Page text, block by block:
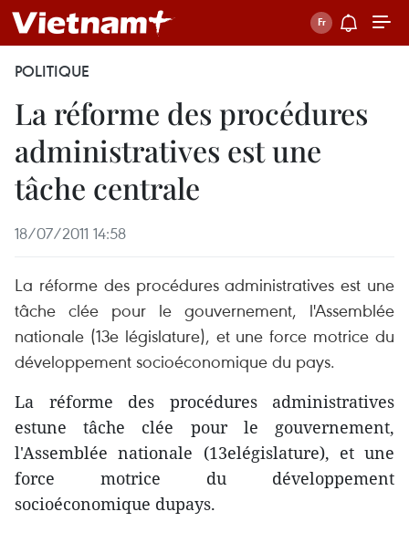
POLITIQUE
La réforme des procédures
administratives est une
tâche centrale
18/07/2011 14:58
La réforme des procédures administratives est une
tâche clée pour le gouvernement, l'Assemblée
nationale (13e législature), et une force motrice du
développement socioéconomique du pays.
La réforme des procédures administratives
estune tâche clée pour le gouvernement,
l'Assemblée nationale (13elégislature), et une
force motrice du développement
socioéconomique dupays.